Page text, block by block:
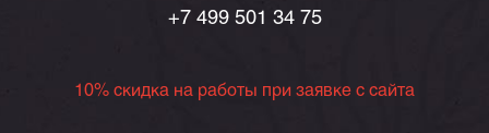
+7 499 501 34 75
10% скидка на работы при заявке с сайта